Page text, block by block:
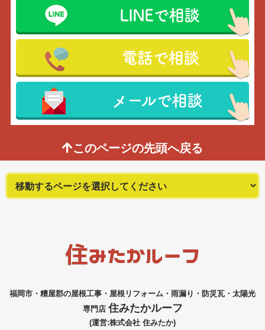
LINEで相談
電話で相談
メールで相談
このページの先頭へ戻る
福岡市・糟屋郡の屋根工事・屋根リフォーム・雨漏り・防災瓦・太陽光
専門店 住みたかルーフ
(運営:株式会社 住みたか)